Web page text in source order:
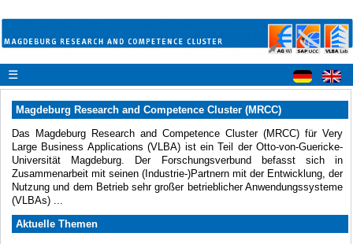
☰
Magdeburg Research and Competence Cluster (MRCC)
Das Magdeburg Research and Competence Cluster (MRCC) für Very
Large Business Applications (VLBA) ist ein Teil der Otto-von-Guericke-
Universität Magdeburg. Der Forschungsverbund befasst sich in
Zusammenarbeit mit seinen (Industrie-)Partnern mit der Entwicklung, der
Nutzung und dem Betrieb sehr großer betrieblicher Anwendungssysteme
(VLBAs) ...
Aktuelle Themen